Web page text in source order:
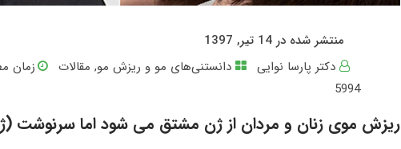
منتشر شده در 14 تیر, 1397
دکتر پارسا نوایی
دانستنی‌های مو و ریزش مو, مقالات زمان
5994
ریزش موی زنان و مردان از ژن مشتق می شود اما سرنوشت